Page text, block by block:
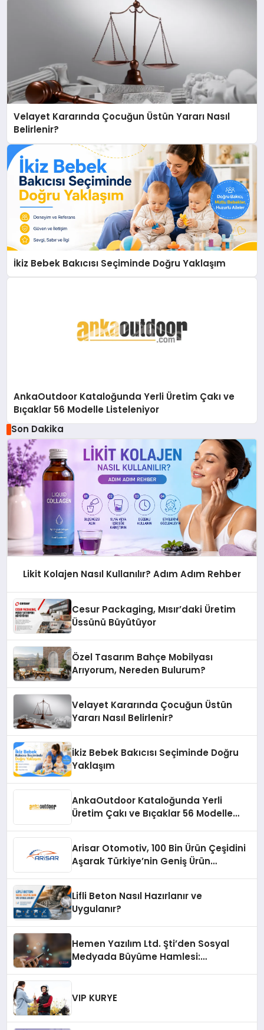
Velayet Kararında Çocuğun Üstün Yararı Nasıl
Belirlenir?
İkiz Bebek Bakıcısı Seçiminde Doğru Yaklaşım
AnkaOutdoor Kataloğunda Yerli Üretim Çakı ve
Bıçaklar 56 Modelle Listeleniyor
Son Dakika
Likit Kolajen Nasıl Kullanılır? Adım Adım Rehber
Cesur Packaging, Mısır’daki Üretim
Üssünü Büyütüyor
Özel Tasarım Bahçe Mobilyası
Arıyorum, Nereden Bulurum?
Velayet Kararında Çocuğun Üstün
Yararı Nasıl Belirlenir?
İkiz Bebek Bakıcısı Seçiminde Doğru
Yaklaşım
AnkaOutdoor Kataloğunda Yerli
Üretim Çakı ve Bıçaklar 56 Modelle
Arisar Otomotiv, 100 Bin Ürün Çeşidini
Aşarak Türkiye’nin Geniş Ürün
Lifli Beton Nasıl Hazırlanır ve
Uygulanır?
Hemen Yazılım Ltd. Şti’den Sosyal
Medyada Büyüme Hamlesi:
VIP KURYE